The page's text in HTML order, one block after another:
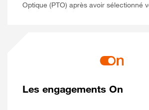
Optique (PTO) après avoir sélectionné
Les engagements On